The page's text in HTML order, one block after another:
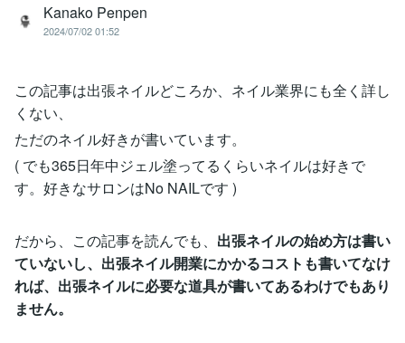
Kanako Penpen
2024/07/02 01:52
この記事は出張ネイルどころか、ネイル業界にも全く詳し
くない、
ただのネイル好きが書いています。
( でも365日年中ジェル塗ってるくらいネイルは好きで
す。好きなサロンはNo NAILです )
だから、この記事を読んでも、 出張ネイルの始め方は書い
ていないし、出張ネイル開業にかかるコストも書いてなけ
れば、出張ネイルに必要な道具が書いてあるわけでもあり
ません。